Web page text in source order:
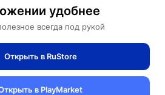
удобнее
всегда под рукой
Открыть в RuStore
в PlayMarket
0